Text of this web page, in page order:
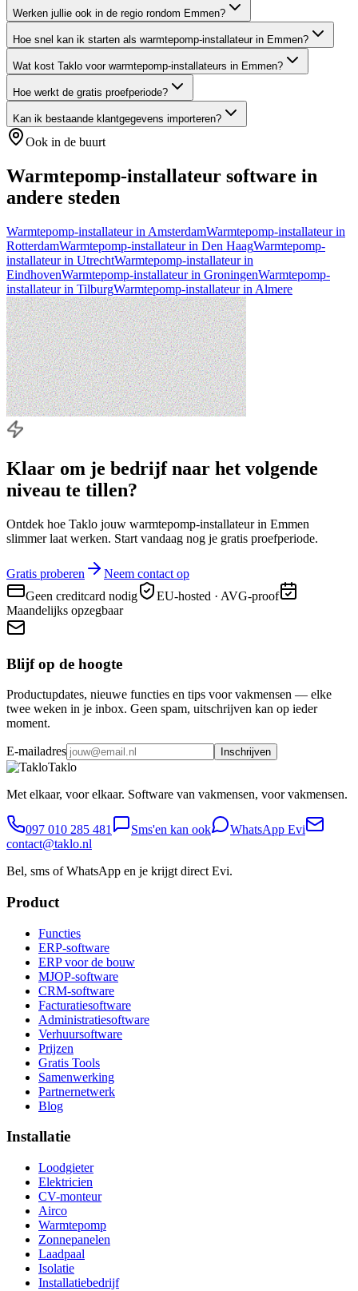
Werken jullie ook in de regio rondom Emmen?
Hoe snel kan ik starten als warmtepomp-installateur in Emmen?
Wat kost Taklo voor warmtepomp-installateurs in Emmen?
Hoe werkt de gratis proefperiode?
Kan ik bestaande klantgegevens importeren?
Ook in de buurt
Warmtepomp-installateur software in
andere steden
Warmtepomp-installateurin AmsterdamWarmtepomp-installateurin
RotterdamWarmtepomp-installateurin Den HaagWarmtepomp-
installateurin UtrechtWarmtepomp-installateurin
EindhovenWarmtepomp-installateurin GroningenWarmtepomp-
installateurin TilburgWarmtepomp-installateurin Almere
Klaar om je bedrijf naar het volgende
niveau te tillen?
Ontdek hoe Taklo jouw warmtepomp-installateur in Emmen
slimmer laat werken. Start vandaag nog je gratis proefperiode.
Gratis proberen
Neem contact op
Geen creditcard nodig
EU-hosted · AVG-proof
Maandelijks opzegbaar
Blijf op de hoogte
Productupdates, nieuwe functies en tips voor vakmensen — elke
twee weken in je inbox. Geen spam, uitschrijven kan op ieder
moment.
E-mailadres Inschrijven
Taklo
Met elkaar, voor elkaar. Software van vakmensen, voor vakmensen.
097 010 285 481 Sms'en kan ook
WhatsApp Evi
contact@taklo.nl
Bel, sms of WhatsApp en je krijgt direct Evi.
Product
Functies
ERP-software
ERP voor de bouw
MJOP-software
CRM-software
Facturatiesoftware
Administratiesoftware
Verhuursoftware
Prijzen
Gratis Tools
Samenwerking
Partnernetwerk
Blog
Installatie
Loodgieter
Elektricien
CV-monteur
Airco
Warmtepomp
Zonnepanelen
Laadpaal
Isolatie
Installatiebedrijf